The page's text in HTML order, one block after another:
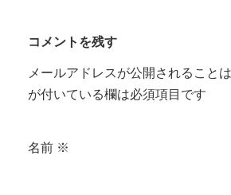
コメントを残す
メールアドレスが公開されること
が付いている欄は必須項目です
名前 ※